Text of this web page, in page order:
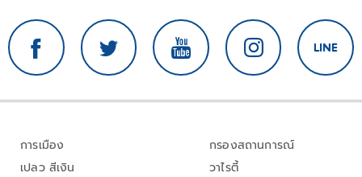
การเมือง
เปลว สีเงิน
กรองสถานการณ์
วาไรตี้